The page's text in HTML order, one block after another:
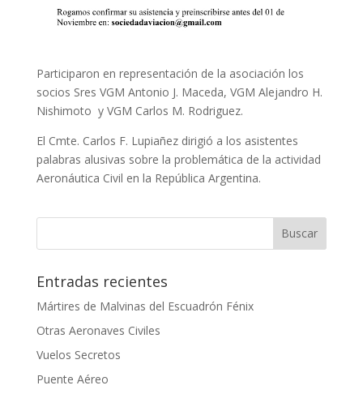
Participaron en representación de la asociación los
socios Sres VGM Antonio J. Maceda, VGM Alejandro H.
Nishimoto y VGM Carlos M. Rodriguez.
El Cmte. Carlos F. Lupiañez dirigió a los asistentes
palabras alusivas sobre la problemática de la actividad
Aeronáutica Civil en la República Argentina.
Entradas recientes
Mártires de Malvinas del Escuadrón Fénix
Otras Aeronaves Civiles
Vuelos Secretos
Puente Aéreo